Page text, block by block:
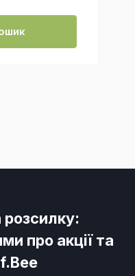
розсилку:
про акції та